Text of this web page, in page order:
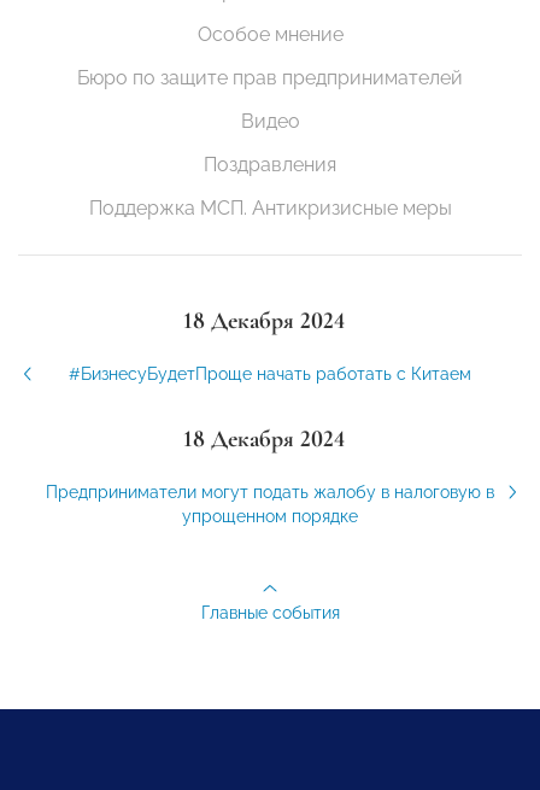
Особое мнение
Бюро по защите прав предпринимателей
Видео
Поздравления
Поддержка МСП. Антикризисные меры
18 Декабря 2024
#БизнесуБудетПроще начать работать с Китаем
18 Декабря 2024
Предприниматели могут подать жалобу в налоговую в
упрощенном порядке
Главные события